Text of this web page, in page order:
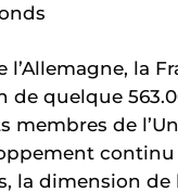
l’Allemagne, la
de quelque
membres de
continu
la dimension